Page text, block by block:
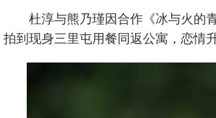
杜淳与熊乃瑾因合作《冰与火的
拍到现身三里屯用餐同返公寓，恋情升